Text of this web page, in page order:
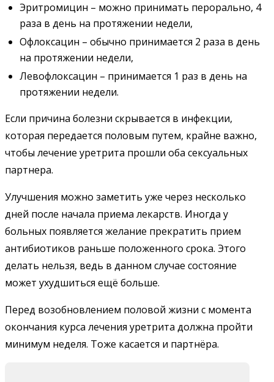
Эритромицин – можно принимать перорально, 4
раза в день на протяжении недели,
Офлоксацин – обычно принимается 2 раза в день
на протяжении недели,
Левофлоксацин – принимается 1 раз в день на
протяжении недели.
Если причина болезни скрывается в инфекции,
которая передается половым путем, крайне важно,
чтобы лечение уретрита прошли оба сексуальных
партнера.
Улучшения можно заметить уже через несколько
дней после начала приема лекарств. Иногда у
больных появляется желание прекратить прием
антибиотиков раньше положенного срока. Этого
делать нельзя, ведь в данном случае состояние
может ухудшиться ещё больше.
Перед возобновлением половой жизни с момента
окончания курса лечения уретрита должна пройти
минимум неделя. Тоже касается и партнёра.